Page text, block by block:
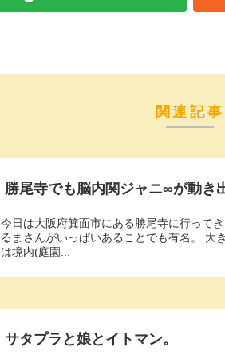
関連記事
勝尾寺でも脳内関ジャニ∞が動き
今日は大阪府箕面市にある勝尾寺に行って
るまさんがいっぱいあることでも有名。 大
は境内(庭園...
サタプラと娘とイトマン。